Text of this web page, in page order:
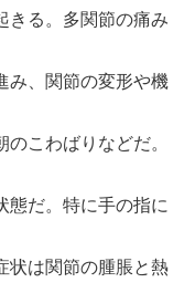
きる。多関節の痛み
み、関節の変形や機
こわばりなどだ。
態だ。特に手の指に
状は関節の腫脹と熱